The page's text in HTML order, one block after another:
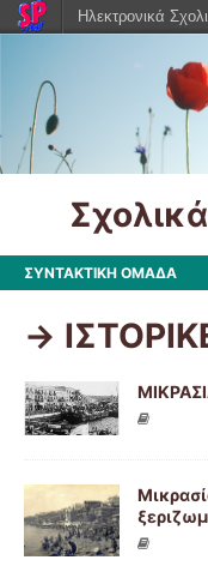
ΣΥΝΤΑΚΤΙΚΗ ΟΜΑΔΑ
->
Ηλεκτρονικά